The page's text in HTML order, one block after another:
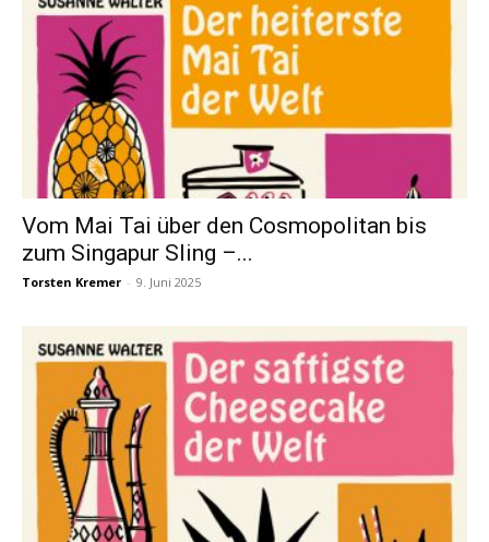
Vom Mai Tai über den Cosmopolitan bis
zum Singapur Sling –...
Torsten Kremer - 9. Juni 2025